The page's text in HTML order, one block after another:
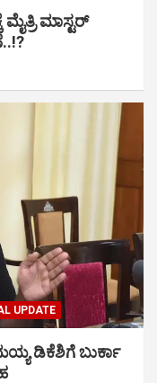
ಮಾಸ್ಟರ್
UPDATE
ಡಿಕೆಶಿಗೆ ಬುರ್ಕಾ